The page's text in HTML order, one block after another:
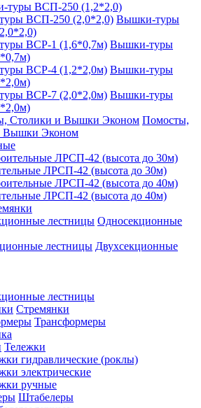
туры ВСП-250 (1,2*2,0)
Вышки-туры
Вышки-туры
Вышки-туры
Вышки-туры
Помосты,
Вышки Эконом
ЛРСП-42 (высота до 30м)
ЛРСП-42 (высота до 40м)
Односекционные
Двухсекционные
лестницы
Стремянки
Трансформеры
Тележки
гидравлические (роклы)
электрические
ручные
Штабелеры